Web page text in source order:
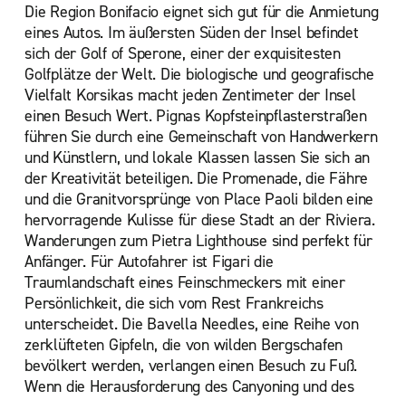
Die Region Bonifacio eignet sich gut für die Anmietung
eines Autos. Im äußersten Süden der Insel befindet
sich der Golf of Sperone, einer der exquisitesten
Golfplätze der Welt. Die biologische und geografische
Vielfalt Korsikas macht jeden Zentimeter der Insel
einen Besuch Wert. Pignas Kopfsteinpflasterstraßen
führen Sie durch eine Gemeinschaft von Handwerkern
und Künstlern, und lokale Klassen lassen Sie sich an
der Kreativität beteiligen. Die Promenade, die Fähre
und die Granitvorsprünge von Place Paoli bilden eine
hervorragende Kulisse für diese Stadt an der Riviera.
Wanderungen zum Pietra Lighthouse sind perfekt für
Anfänger. Für Autofahrer ist Figari die
Traumlandschaft eines Feinschmeckers mit einer
Persönlichkeit, die sich vom Rest Frankreichs
unterscheidet. Die Bavella Needles, eine Reihe von
zerklüfteten Gipfeln, die von wilden Bergschafen
bevölkert werden, verlangen einen Besuch zu Fuß.
Wenn die Herausforderung des Canyoning und des